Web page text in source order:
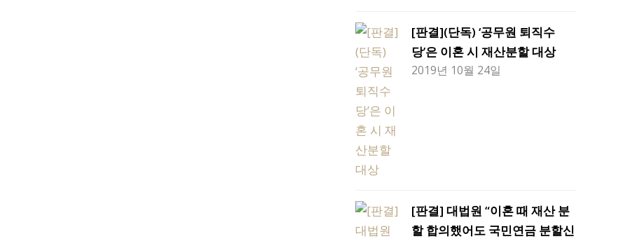
[판결](단독) ‘공무원 퇴직수
당’은 이혼 시 재산분할 대상
2019년 10월 24일
[판결] 대법원 “이혼 때 재산 분
할 합의했어도 국민연금 분할신